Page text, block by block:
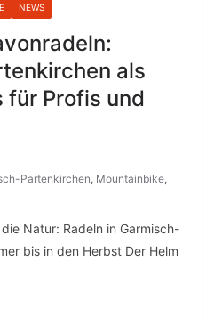
NEWS
als
für Profis und
Partenkirchen, Mountainbike,
Natur: Radeln in Garmisch-
bis in den Herbst Der Helm